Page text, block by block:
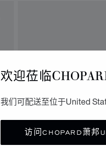
欢迎莅临
我们可配送至位于United
访问CHOPARD萧邦